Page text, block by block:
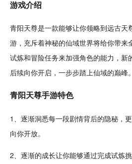
游戏介绍
青阳天尊是一款能够让你领略到远古天
游，充斥着神秘的仙域世界将给你带来
试炼和冒险任务来加强角色的能力，新
后续向你开启，一步步踏上仙域的巅峰。
青阳天尊手游特色
1、逐渐洞悉每一段剧情背后的隐秘，
向你开放。
2、逐渐的成长让你能够通过完成试炼